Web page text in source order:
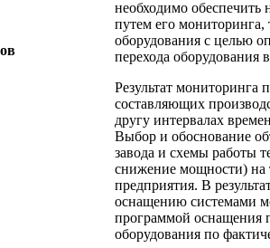
необходимо обеспечить
путем его мониторинга,
оборудования с целью
перехода оборудования
Результат мониторинга
составляющих
другу интервалах
Выбор и обоснование
завода и схемы работы
снижение мощности) на
предприятия. В
оснащению системами
программой оснащения
оборудования по